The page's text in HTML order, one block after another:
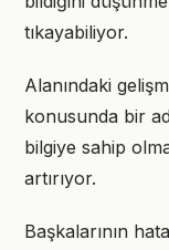
tıkayabiliyor.
Alanındaki
konusunda bir
bilgiye sahip
artırıyor.
Başkalarının